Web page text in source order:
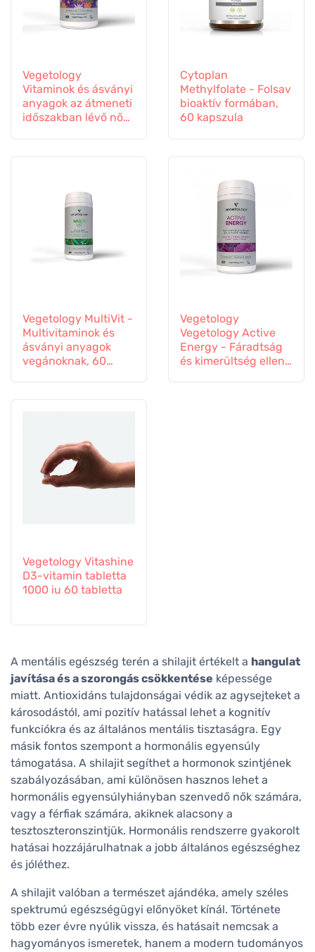
Vegetology
Vitaminok és ásványi
anyagok az átmeneti
időszakban lévő nők
Cytoplan
Methylfolate - Folsav
bioaktív formában,
60 kapszula
Vegetology MultiVit -
Multivitaminok és
ásványi anyagok
vegánoknak, 60
Vegetology
Vegetology Active
Energy - Fáradtság
és kimerültség ellen,
Vegetology Vitashine
D3-vitamin tabletta
1000 iu 60 tabletta
A mentális egészség terén a shilajit értékelt a hangulat
javítása és a szorongás csökkentése képessége
miatt. Antioxidáns tulajdonságai védik az agysejteket a
károsodástól, ami pozitív hatással lehet a kognitív
funkciókra és az általános mentális tisztaságra. Egy
másik fontos szempont a hormonális egyensúly
támogatása. A shilajit segíthet a hormonok szintjének
szabályozásában, ami különösen hasznos lehet a
hormonális egyensúlyhiányban szenvedő nők számára,
vagy a férfiak számára, akiknek alacsony a
tesztoszteronszintjük. Hormonális rendszerre gyakorolt
hatásai hozzájárulhatnak a jobb általános egészséghez
és jóléthez.
A shilajit valóban a természet ajándéka, amely széles
spektrumú egészségügyi előnyöket kínál. Története
több ezer évre nyúlik vissza, és hatásait nemcsak a
hagyományos ismeretek, hanem a modern tudományos